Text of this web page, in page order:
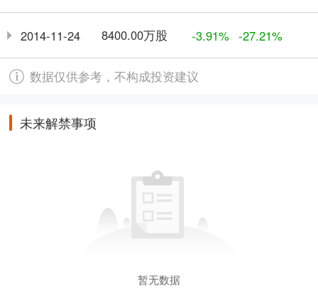
2014-11-24 8400.00万股 -3.91% -27.21%
数据仅供参考，不构成投资建议
未来解禁事项
暂无数据